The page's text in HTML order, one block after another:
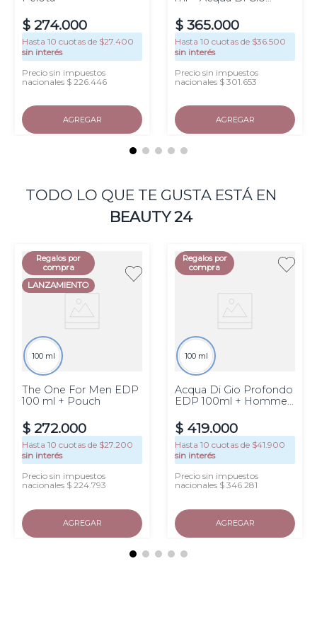
$ 274.000
Hasta 10 cuotas de $27.400
sin interés
Precio sin impuestos
nacionales $ 226.446
AGREGAR
$ 365.000
Hasta 10 cuotas de $36.500
sin interés
Precio sin impuestos
nacionales $ 301.653
AGREGAR
TODO LO QUE TE GUSTA ESTÁ EN
BEAUTY 24
Regalos por
compra
LANZAMIENTO
100 ml
The One For Men EDP
100 ml + Pouch
$ 272.000
Hasta 10 cuotas de $27.200
sin interés
Precio sin impuestos
nacionales $ 224.793
AGREGAR
Regalos por
compra
100 ml
Acqua Di Gio Profondo
EDP 100ml + Homme
$ 419.000
Hasta 10 cuotas de $41.900
sin interés
Precio sin impuestos
nacionales $ 346.281
AGREGAR